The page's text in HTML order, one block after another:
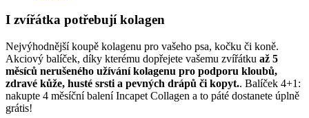
I zvířátka potřebují kolagen
Nejvýhodnější koupě kolagenu pro vašeho psa, kočku či koně.
Akciový balíček, díky kterému dopřejete vašemu zvířátku až 5
měsíců nerušeného užívání kolagenu pro podporu kloubů,
zdravé kůže, husté srsti a pevných drápů či kopyt.. Balíček 4+1:
nakupte 4 měsíční balení Incapet Collagen a to páté dostanete úplně
grátis!